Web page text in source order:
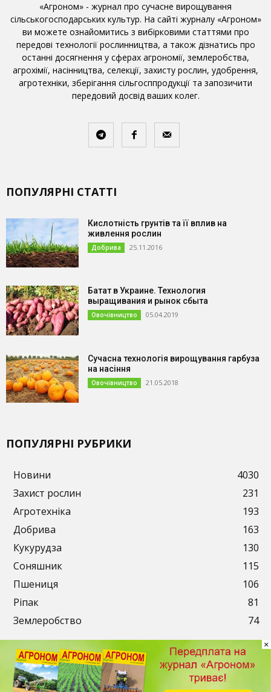
«Агроном» - журнал про сучасне вирощування
сільськогосподарських культур. На сайті журналу «Агроном»
ви можете ознайомитись з вибірковими статтями про
передові технології рослинництва, а також дізнатись про
останні досягнення у сферах агрономії, землеробства,
агрохімії, насінництва, селекції, захисту рослин, удобрення,
агротехніки, зберігання сільгосппродукції та запозичити
передовий досвід ваших колег.
ПОПУЛЯРНІ СТАТТІ
Кислотність грунтів та її вплив на
живлення рослин
Добрива 25.11.2016
Батат в Украине. Технология
выращивания и рынок сбыта
Овочівництво 05.04.2019
Сучасна технологія вирощування гарбуза
на насіння
Овочівництво 21.05.2018
ПОПУЛЯРНІ РУБРИКИ
Новини
4030
Захист рослин
231
Агротехніка
193
Добрива
163
Кукурудза
130
Соняшник
115
Пшениця
106
Ріпак
81
Землеробство
74
Публікації Рекламодавцям Контакти
×